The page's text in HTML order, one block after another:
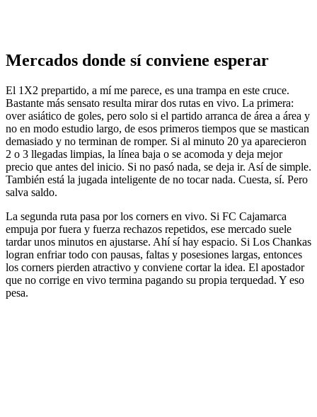
Mercados donde sí conviene esperar
El 1X2 prepartido, a mí me parece, es una trampa en este cruce.
Bastante más sensato resulta mirar dos rutas en vivo. La primera:
over asiático de goles, pero solo si el partido arranca de área a área y
no en modo estudio largo, de esos primeros tiempos que se mastican
demasiado y no terminan de romper. Si al minuto 20 ya aparecieron
2 o 3 llegadas limpias, la línea baja o se acomoda y deja mejor
precio que antes del inicio. Si no pasó nada, se deja ir. Así de simple.
También está la jugada inteligente de no tocar nada. Cuesta, sí. Pero
salva saldo.
La segunda ruta pasa por los corners en vivo. Si FC Cajamarca
empuja por fuera y fuerza rechazos repetidos, ese mercado suele
tardar unos minutos en ajustarse. Ahí sí hay espacio. Si Los Chankas
logran enfriar todo con pausas, faltas y posesiones largas, entonces
los corners pierden atractivo y conviene cortar la idea. El apostador
que no corrige en vivo termina pagando su propia terquedad. Y eso
pesa.